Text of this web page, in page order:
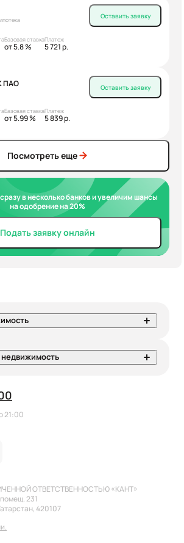
Базовая ставка
от 5.8 %
Платеж
5 721 р.
Оставить заявку
ПАО
Базовая ставка
от 5.99 %
Платеж
5 839 р.
Оставить заявку
Посмотреть еще
в несколько банков и увеличим шансы
на одобрение на 20%
Подать заявку онлайн
21:00
ОТВЕТСТВЕННОСТЬЮ «КАНТ»
231
420107